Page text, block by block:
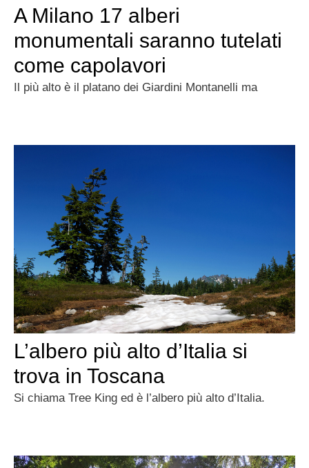
A Milano 17 alberi
monumentali saranno tutelati
come capolavori
Il più alto è il platano dei Giardini Montanelli ma
L’albero più alto d’Italia si
trova in Toscana
Si chiama Tree King ed è l’albero più alto d’Italia.